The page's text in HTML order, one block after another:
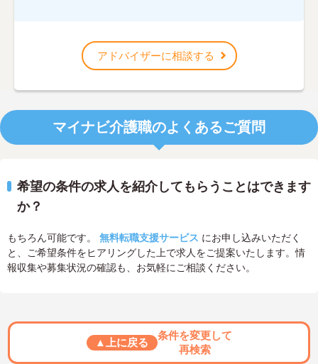
アドバイザーに相談する
マイナビ介護職のよくあるご質問
希望の条件の求人を紹介してもらうことはできます
か？
もちろん可能です。 無料転職支援サービス にお申し込みいただく
と、ご希望条件をヒアリングした上で求人をご提案いたします。情
報収集や募集状況の確認も、お気軽にご相談ください。
▲上に戻る
条件を変更して
再検索